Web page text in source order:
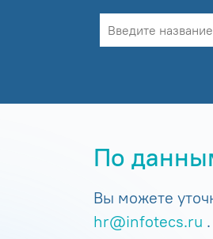
По
Вы можете
hr@infotecs.ru .